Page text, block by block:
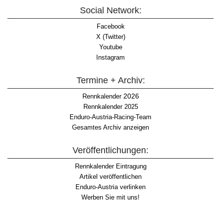
Social Network:
Facebook
X (Twitter)
Youtube
Instagram
Termine + Archiv:
Rennkalender2026
Rennkalender 2025
Enduro-Austria-Racing-Team
Gesamtes Archiv anzeigen
Veröffentlichungen:
Rennkalender Eintragung
Artikel veröffentlichen
Enduro-Austria verlinken
Werben Sie mit uns!